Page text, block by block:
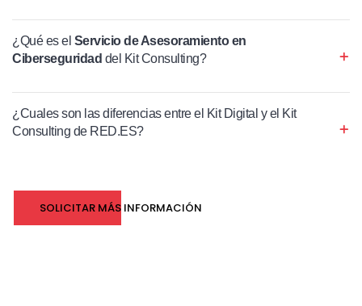
¿Qué es el Servicio de Asesoramiento en
Ciberseguridad del Kit Consulting?
¿Cuales son las diferencias entre el Kit Digital y el Kit
Consulting de RED.ES?
SOLICITAR MÁS INFORMACIÓN